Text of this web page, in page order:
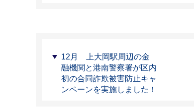
12月 上大岡駅周辺の金
融機関と港南警察署が区内
初の合同詐欺被害防止キャ
ンペーンを実施しました！